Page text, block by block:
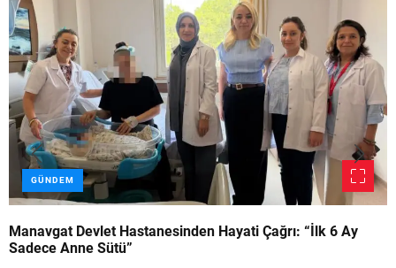
GÜNDEM
Manavgat Devlet Hastanesinden Hayati Çağrı: “İlk 6 Ay
Sadece Anne Sütü”